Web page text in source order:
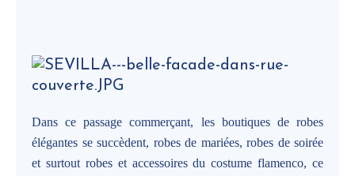
Dans ce passage commerçant, les boutiques de robes
élégantes se succèdent, robes de mariées, robes de soirée
et surtout robes et accessoires du costume flamenco, ce